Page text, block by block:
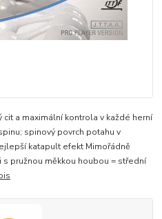
cit a maximální kontrola v každé herní
spinový povrch potahu v
katapult efekt Mimořádně
pružnou měkkou houbou = střední